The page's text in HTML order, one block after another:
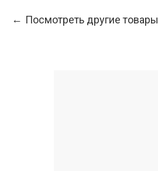
Посмотреть другие товары